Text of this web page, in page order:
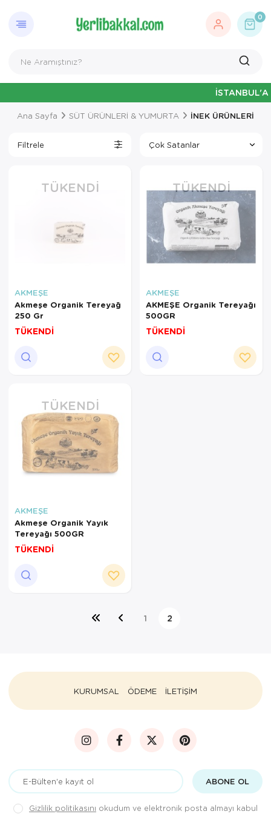
0
İSTANBUL'A
Ana Sayfa SÜT ÜRÜNLERİ & YUMURTA İNEK ÜRÜNLERİ
Filtrele
TÜKENDI
AKMEŞE
Akmeşe Organik Tereyağ
250 Gr
TÜKENDİ
TÜKENDI
AKMEŞE
AKMEŞE Organik Tereyağı
500GR
TÜKENDİ
TÜKENDI
AKMEŞE
Akmeşe Organik Yayık
Tereyağı 500GR
TÜKENDİ
1 2
KURUMSAL ÖDEME İLETİŞİM
ABONE OL
Gizlilik politikasını okudum ve elektronik posta almayı kabul
AYNI GÜN
TESLİMAT
ÜRÜNLERİ
TESLİMAT kargo seçeneği dışında
seçemezsiniz. NOT: AYNI GÜN
TESLİMAT hizmeti sadece İSTANBUL
ve 850TL üzeri siparişler için